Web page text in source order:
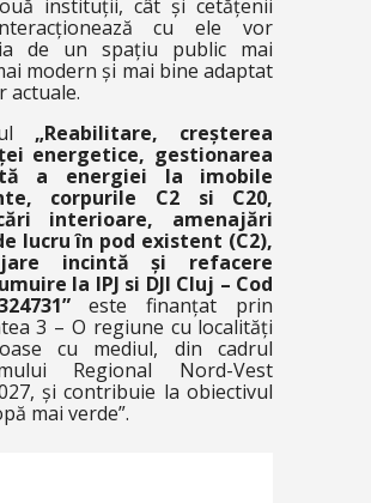
instituții, cât și cetățenii
cu ele vor
de un spațiu public mai
modern și mai bine adaptat
actuale.
„Reabilitare, creșterea
energetice, gestionarea
a energiei la imobile
corpurile C2 si C20,
interioare, amenajări
lucru în pod existent (C2),
incintă și refacere
la IPJ si DJI Cluj – Cod
”este finanțat prin
3 – O regiune cu localități
cu mediul, din cadrul
Regional Nord-Vest
și contribuie la obiectivul
mai verde”.